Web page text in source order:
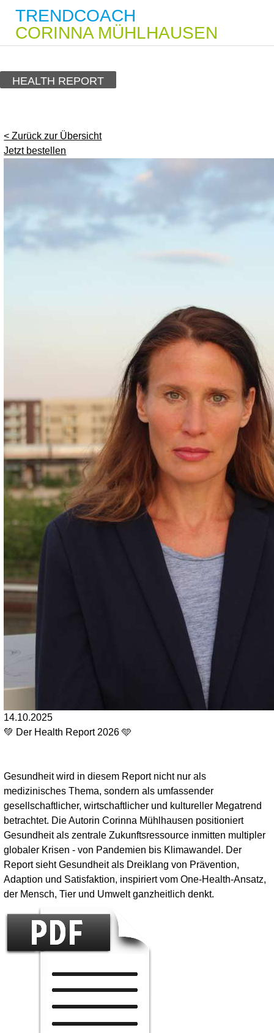
TRENDCOACH
CORINNA MÜHLHAUSEN
HEALTH REPORT
< Zurück zur Übersicht
Jetzt bestellen
14.10.2025
💚 Der Health Report 2026 🩵
Gesundheit wird in diesem Report nicht nur als
medizinisches Thema, sondern als umfassender
gesellschaftlicher, wirtschaftlicher und kultureller Megatrend
betrachtet. Die Autorin Corinna Mühlhausen positioniert
Gesundheit als zentrale Zukunftsressource inmitten multipler
globaler Krisen - von Pandemien bis Klimawandel. Der
Report sieht Gesundheit als Dreiklang von Prävention,
Adaption und Satisfaktion, inspiriert vom One-Health-Ansatz,
der Mensch, Tier und Umwelt ganzheitlich denkt.